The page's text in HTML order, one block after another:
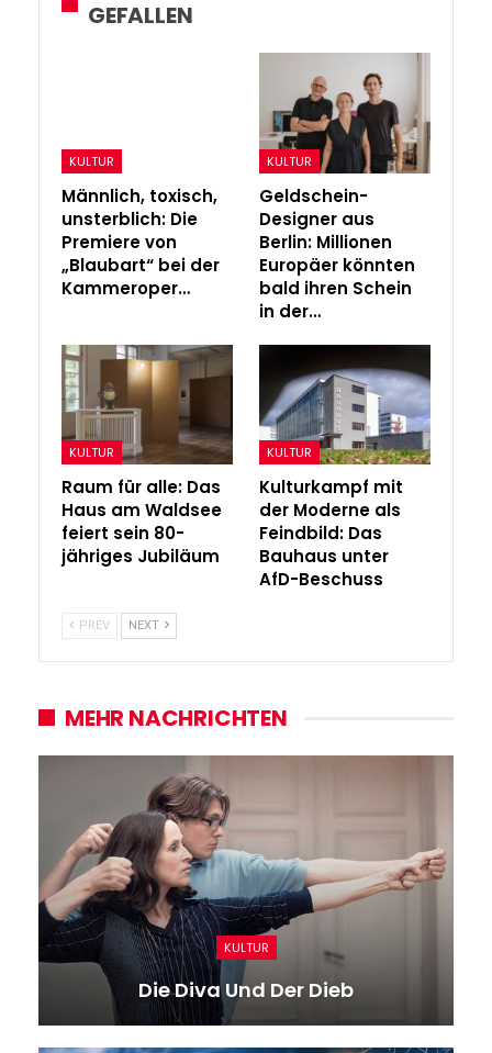
GEFALLEN
KULTUR
Männlich, toxisch,
unsterblich: Die
Premiere von
„Blaubart“ bei der
Kammeroper…
KULTUR
Geldschein-
Designer aus
Berlin: Millionen
Europäer könnten
bald ihren Schein
in der…
KULTUR
Raum für alle: Das
Haus am Waldsee
feiert sein 80-
jähriges Jubiläum
KULTUR
Kulturkampf mit
der Moderne als
Feindbild: Das
Bauhaus unter
AfD-Beschuss
PREV NEXT
MEHR NACHRICHTEN
KULTUR
Die Diva Und Der Dieb